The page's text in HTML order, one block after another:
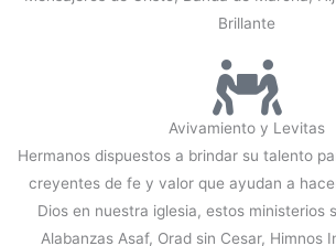
Brillante
Avivamiento y Levitas
Hermanos dispuestos a brindar su talento
creyentes de fe y valor que ayudan a
Dios en nuestra iglesia, estos ministerios
Alabanzas Asaf, Orad sin Cesar, Himnos